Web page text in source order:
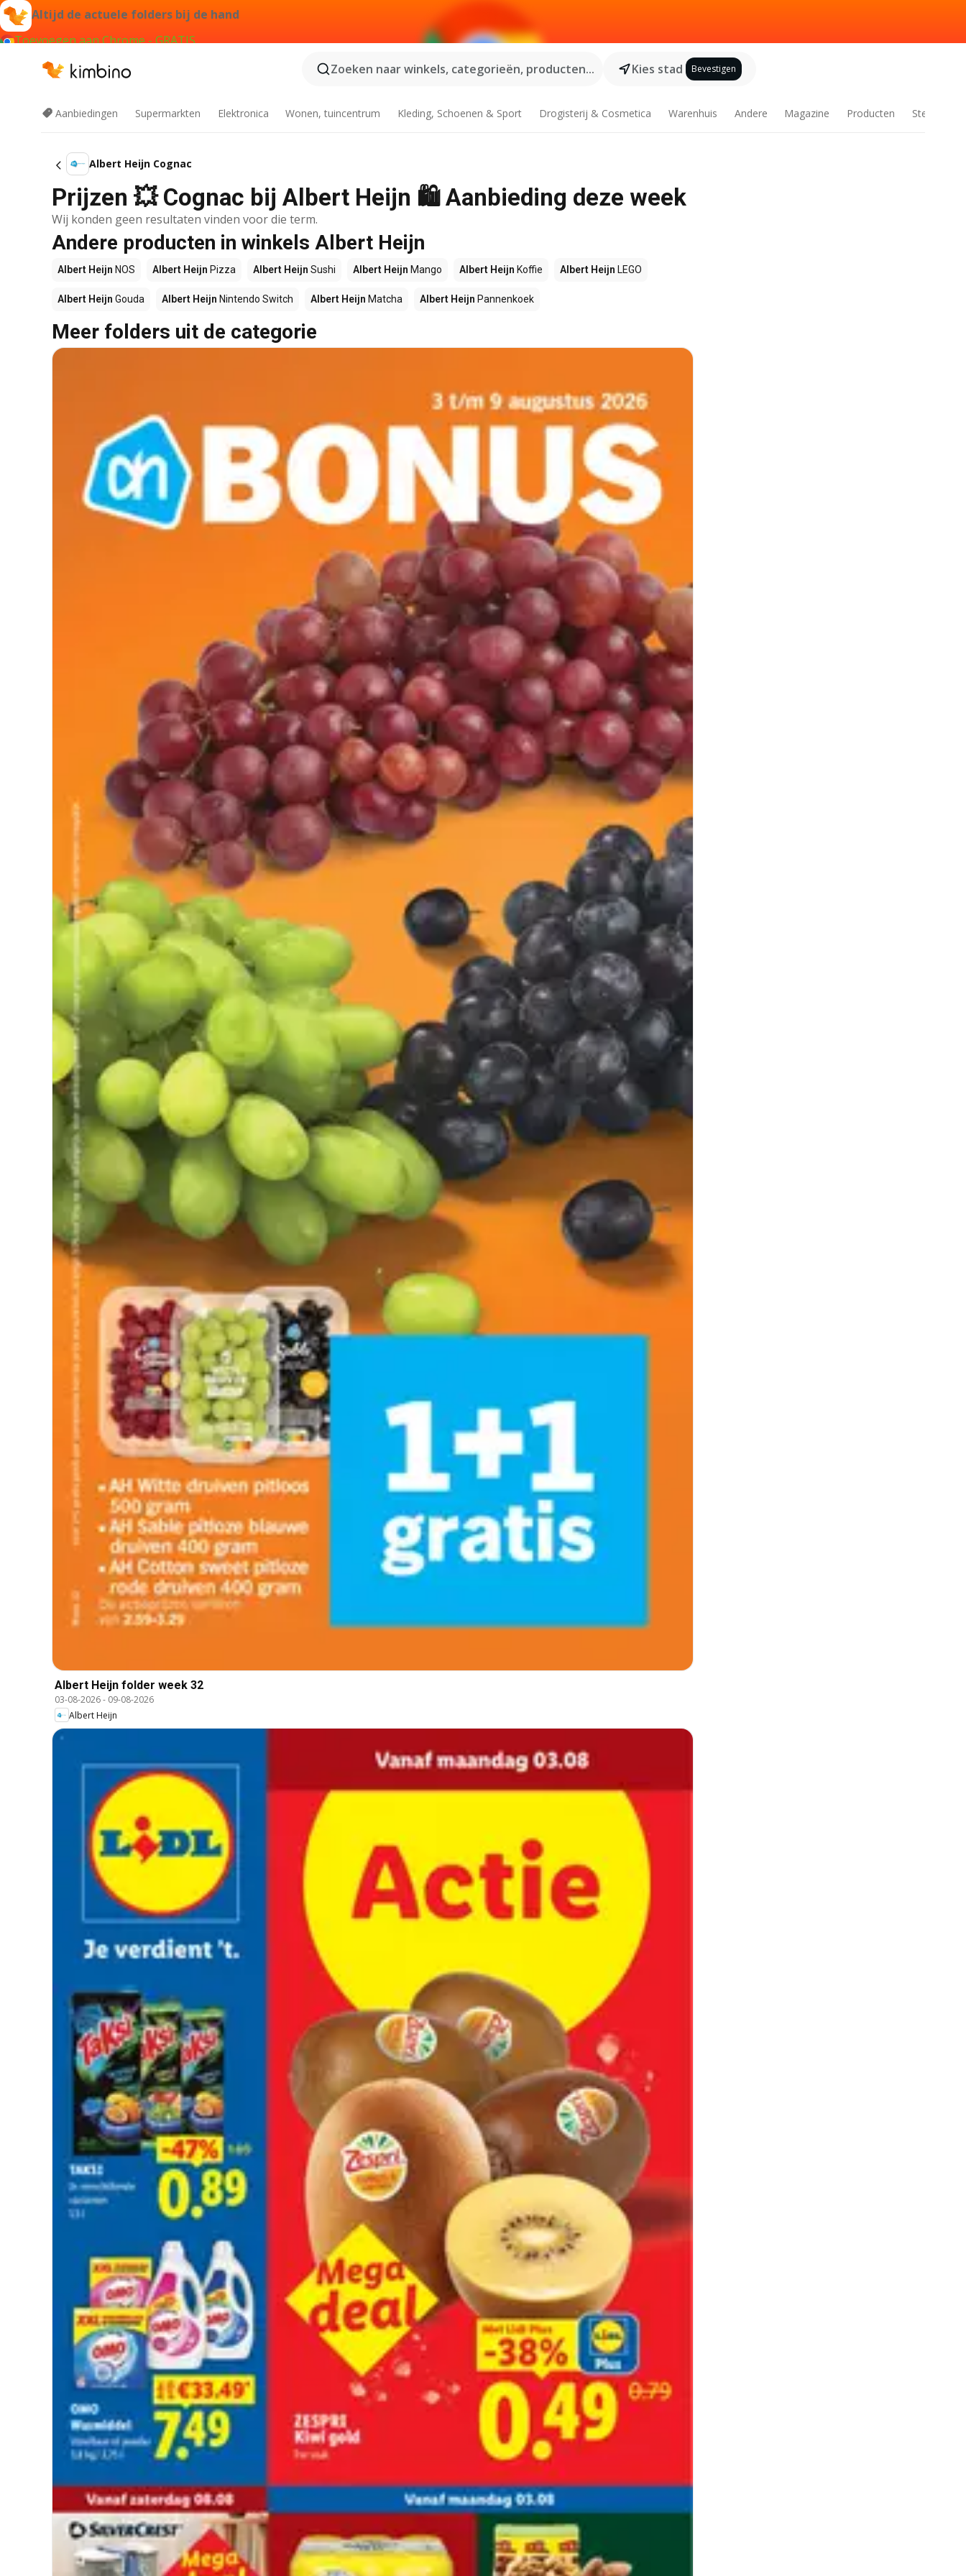
Altijd de actuele folders bij de hand
Toevoegen aan Chrome - GRATIS
Zoeken naar winkels, categorieën, producten...
Kies stad Bevestigen
Aanbiedingen Supermarkten Elektronica Wonen, tuincentrum Kleding, Schoenen & Sport Drogisterij & Cosmetica Warenhuis Andere Magazine Producten Steden
Albert Heijn Cognac
Prijzen 💥 Cognac bij Albert Heijn 🛍️ Aanbieding deze week
Wij konden geen resultaten vinden voor die term.
Andere producten in winkels Albert Heijn
Albert Heijn NOS Albert Heijn Pizza Albert Heijn Sushi Albert Heijn Mango Albert Heijn Koffie Albert Heijn LEGO
Albert Heijn Gouda Albert Heijn Nintendo Switch Albert Heijn Matcha Albert Heijn Pannenkoek
Meer folders uit de categorie
Albert Heijn folder week 32
03-08-2026- 09-08-2026
Albert Heijn